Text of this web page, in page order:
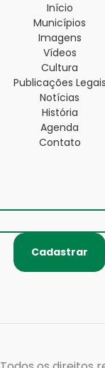
Início
Municípios
Imagens
Vídeos
Cultura
Publicações Legais
Notícias
História
Agenda
Contato
Cadastrar